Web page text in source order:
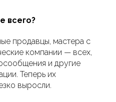
всего?
продавцы, мастера с
компании — всех,
и другие
Теперь их
выросли.